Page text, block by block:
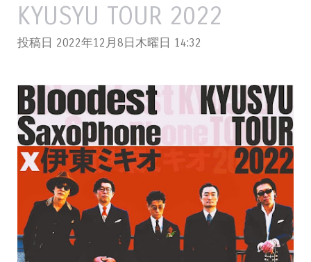
KYUSYU TOUR 2022
投稿日 2022年12月8日木曜日 14:32